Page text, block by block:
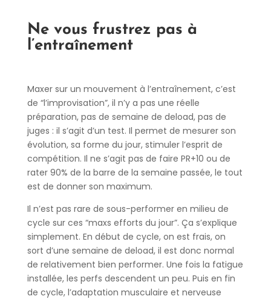
Ne vous frustrez pas à
l’entraînement
Maxer sur un mouvement à l’entraînement, c’est
de “l’improvisation”, il n’y a pas une réelle
préparation, pas de semaine de deload, pas de
juges : il s’agit d’un test. Il permet de mesurer son
évolution, sa forme du jour, stimuler l’esprit de
compétition. Il ne s’agit pas de faire PR+10 ou de
rater 90% de la barre de la semaine passée, le tout
est de donner son maximum.
Il n’est pas rare de sous-performer en milieu de
cycle sur ces “maxs efforts du jour”. Ça s’explique
simplement. En début de cycle, on est frais, on
sort d’une semaine de deload, il est donc normal
de relativement bien performer. Une fois la fatigue
installée, les perfs descendent un peu. Puis en fin
de cycle, l’adaptation musculaire et nerveuse